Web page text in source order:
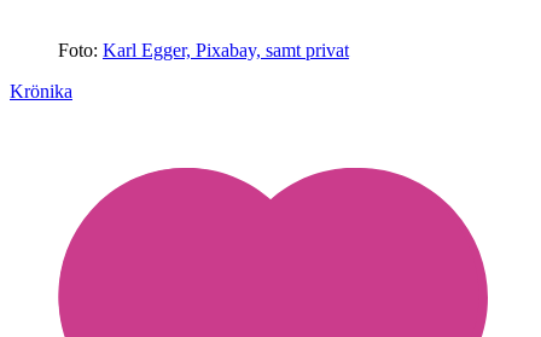
Foto: Karl Egger, Pixabay, samt privat
Krönika